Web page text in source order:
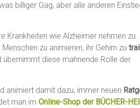
billiger Gag, aber alle anderen
Krankheiten wie Alzheimer nehmen zu.
zu animieren, ihr Gehirn zu
diese mahnende Rolle der
animiert damit dazu, immer neuen
man im Online-Shop der BÜCHER-